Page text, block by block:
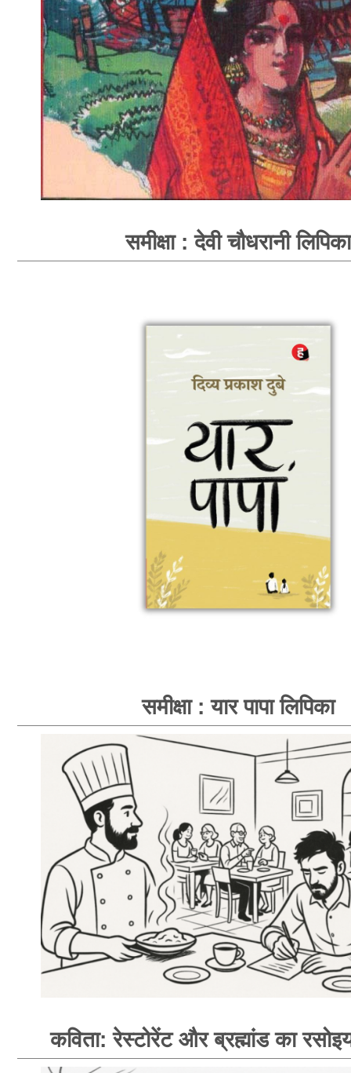
समीक्षा : देवी चौधरानी लिपिका
समीक्षा : यार पापा लिपिका
कविता: रेस्टोरेंट और ब्रह्मांड का